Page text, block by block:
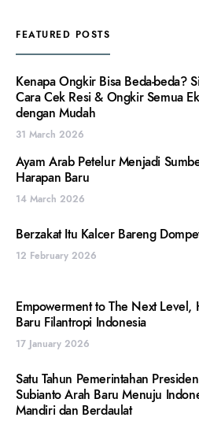
FEATURED POSTS
Kenapa Ongkir Bisa Beda-beda?
Cara Cek Resi & Ongkir Semua
dengan Mudah
31 March 2026
Ayam Arab Petelur Menjadi
Harapan Baru
14 March 2026
Berzakat Itu Kalcer Bareng
12 February 2026
Empowerment to The Next Level,
Baru Filantropi Indonesia
17 January 2026
Satu Tahun Pemerintahan
Subianto Arah Baru Menuju
Mandiri dan Berdaulat